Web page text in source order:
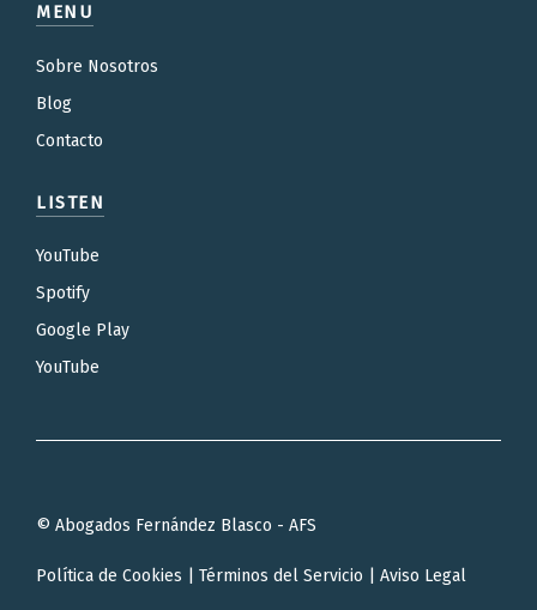
MENU
Sobre Nosotros
Blog
Contacto
LISTEN
YouTube
Spotify
Google Play
YouTube
© Abogados Fernández Blasco - AFS
Política de Cookies Términos del Servicio Aviso Legal